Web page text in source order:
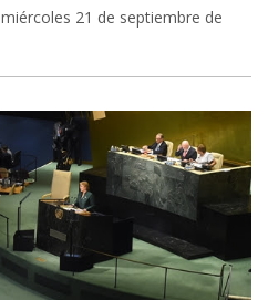
miércoles 21 de septiembre de